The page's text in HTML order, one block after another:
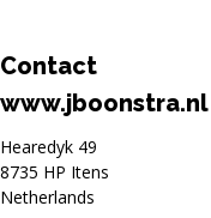
Contact
www.jboonstra.nl
Hearedyk 49
8735 HP Itens
Netherlands